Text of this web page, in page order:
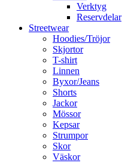
Verktyg
Reservdelar
Streetwear
Hoodies/Tröjor
Skjortor
T-shirt
Linnen
Byxor/Jeans
Shorts
Jackor
Mössor
Kepsar
Strumpor
Skor
Väskor